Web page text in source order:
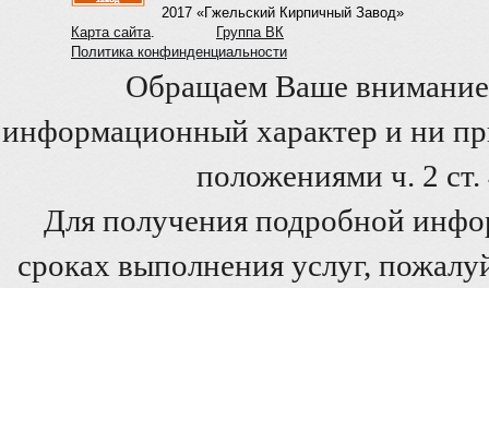
2017 «Гжельский Кирпичный Завод»
Карта сайта.
Группа ВК
Политика конфинденциальности
Обращаем Ваше внимание
информационный характер и ни
положениями ч. 2
Для получения подробной
сроках выполнения услуг,